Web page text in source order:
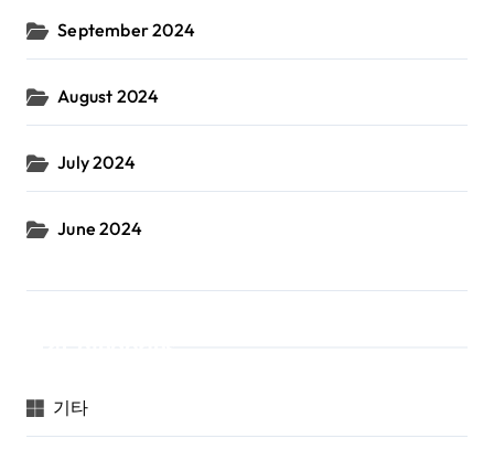
September 2024
August 2024
July 2024
June 2024
기타